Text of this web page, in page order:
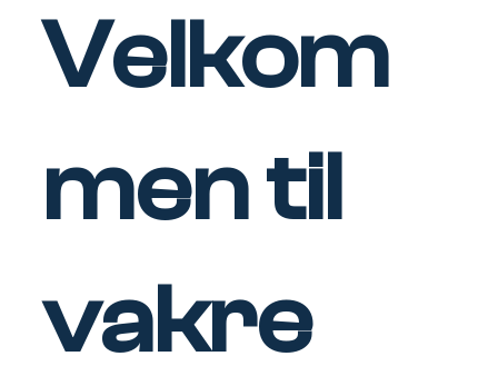
Velkom
men til
vakre